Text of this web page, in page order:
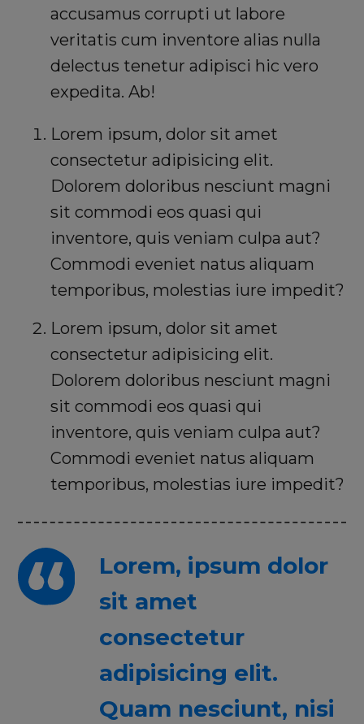
accusamus corrupti ut labore
veritatis cum inventore alias nulla
delectus tenetur adipisci hic vero
expedita. Ab!
Lorem ipsum, dolor sit amet
consectetur adipisicing elit.
Dolorem doloribus nesciunt magni
sit commodi eos quasi qui
inventore, quis veniam culpa aut?
Commodi eveniet natus aliquam
temporibus, molestias iure impedit?
Lorem ipsum, dolor sit amet
consectetur adipisicing elit.
Dolorem doloribus nesciunt magni
sit commodi eos quasi qui
inventore, quis veniam culpa aut?
Commodi eveniet natus aliquam
temporibus, molestias iure impedit?
Lorem, ipsum dolor
sit amet
consectetur
adipisicing elit.
Quam nesciunt, nisi